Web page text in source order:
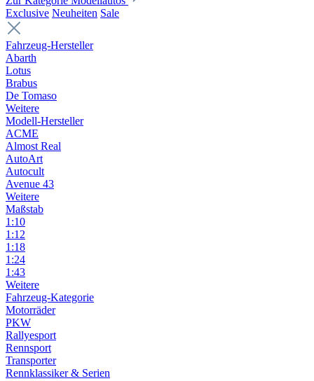
Exclusive Neuheiten Sale
Fahrzeug-Hersteller
Abarth
Lotus
Brabus
De Tomaso
Weitere
Modell-Hersteller
ACME
Almost Real
AutoArt
Autocult
Avenue 43
Weitere
Maßstab
1:10
1:12
1:18
1:24
1:43
Weitere
Fahrzeug-Kategorie
Motorräder
PKW
Rallyesport
Rennsport
Transporter
Rennklassiker & Serien